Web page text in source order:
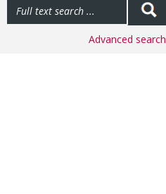
Advanced search